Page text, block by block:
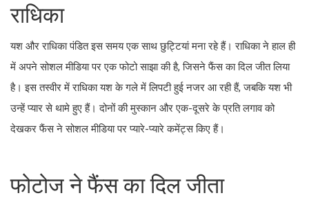
राधिका
यश और राधिका पंडित इस समय एक साथ छुट्टियां मना रहे हैं। राधिका ने हाल ही
में अपने सोशल मीडिया पर एक फोटो साझा की है, जिसने फैंस का दिल जीत लिया
है। इस तस्वीर में राधिका यश के गले में लिपटी हुई नजर आ रही हैं, जबकि यश भी
उन्हें प्यार से थामे हुए हैं। दोनों की मुस्कान और एक-दूसरे के प्रति लगाव को
देखकर फैंस ने सोशल मीडिया पर प्यारे-प्यारे कमेंट्स किए हैं।
फोटोज ने फैंस का दिल जीता